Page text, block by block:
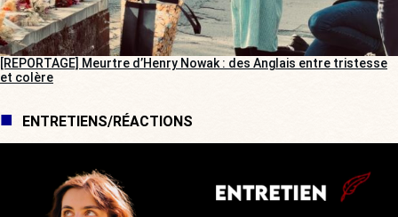
[REPORTAGE] Meurtre d’Henry Nowak : des Anglais entre tristesse
et colère
ENTRETIENS/RÉACTIONS